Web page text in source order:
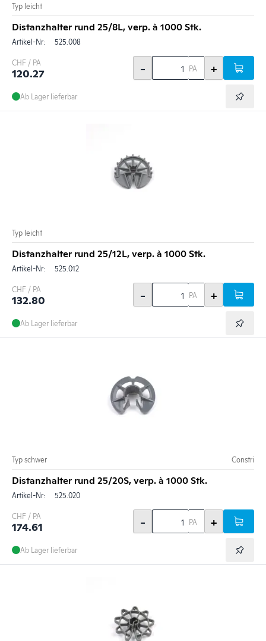
Typ leicht
Distanzhalter rund 25/8L, verp. à 1000 Stk.
Artikel-Nr: 525.008
CHF / PA
120.27 - PA +
Ab Lager lieferbar
Typ leicht
Distanzhalter rund 25/12L, verp. à 1000 Stk.
Artikel-Nr: 525.012
CHF / PA
132.80 - PA +
Ab Lager lieferbar
Typ schwer Constri
Distanzhalter rund 25/20S, verp. à 1000 Stk.
Artikel-Nr: 525.020
CHF / PA
174.61 - PA +
Ab Lager lieferbar